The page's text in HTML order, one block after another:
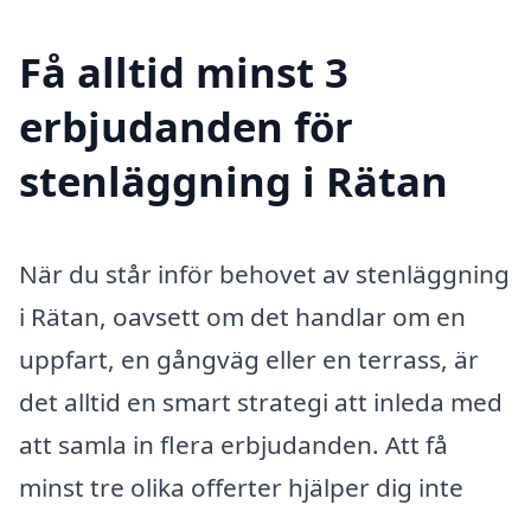
Få alltid minst 3
erbjudanden för
stenläggning i Rätan
När du står inför behovet av stenläggning
i Rätan, oavsett om det handlar om en
uppfart, en gångväg eller en terrass, är
det alltid en smart strategi att inleda med
att samla in flera erbjudanden. Att få
minst tre olika offerter hjälper dig inte